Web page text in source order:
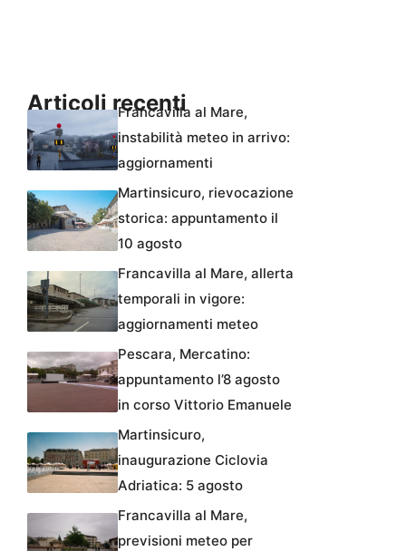
Articoli recenti
Francavilla al Mare,
instabilità meteo in arrivo:
aggiornamenti
Martinsicuro, rievocazione
storica: appuntamento il
10 agosto
Francavilla al Mare, allerta
temporali in vigore:
aggiornamenti meteo
Pescara, Mercatino:
appuntamento l’8 agosto
in corso Vittorio Emanuele
Martinsicuro,
inaugurazione Ciclovia
Adriatica: 5 agosto
Francavilla al Mare,
previsioni meteo per